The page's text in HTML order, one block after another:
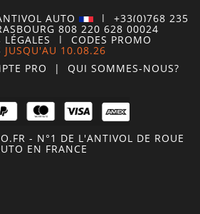
AUTO | +33(0)768 235
808 220 628 00024
| CODES PROMO
JUSQU'AU 10.08.26
PRO | QUI SOMMES-NOUS?
- N°1 DE L'ANTIVOL DE ROUE
EN FRANCE